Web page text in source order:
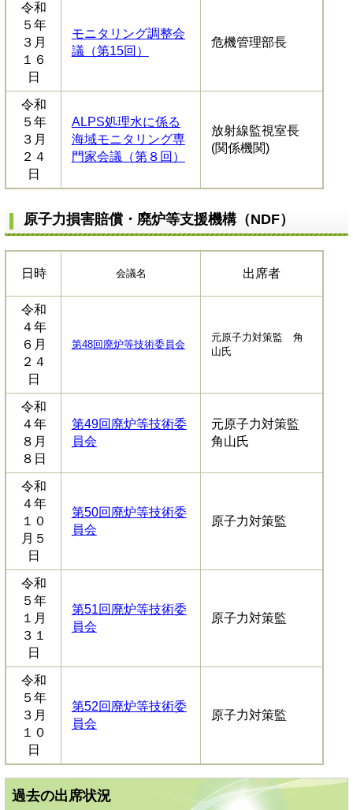
令和
５年
３月
１６
日
モニタリング調整会
議（第15回）
危機管理部長
令和
５年
３月
２４
日
ALPS処理水に係る
海域モニタリング専
門家会議（第８回）
放射線監視室長
(関係機関)
原子力損害賠償・廃炉等支援機構（NDF）
日時 会議名 出席者
令和
４年
６月
２４
日
第48回廃炉等技術委員会
元原子力対策監 角
山氏
令和
４年
８月
８日
第49回廃炉等技術委
員会
元原子力対策監
角山氏
令和
４年
１０
月５
日
第50回廃炉等技術委
員会
原子力対策監
令和
５年
１月
３１
日
第51回廃炉等技術委
員会
原子力対策監
令和
５年
３月
１０
日
第52回廃炉等技術委
員会
原子力対策監
過去の出席状況